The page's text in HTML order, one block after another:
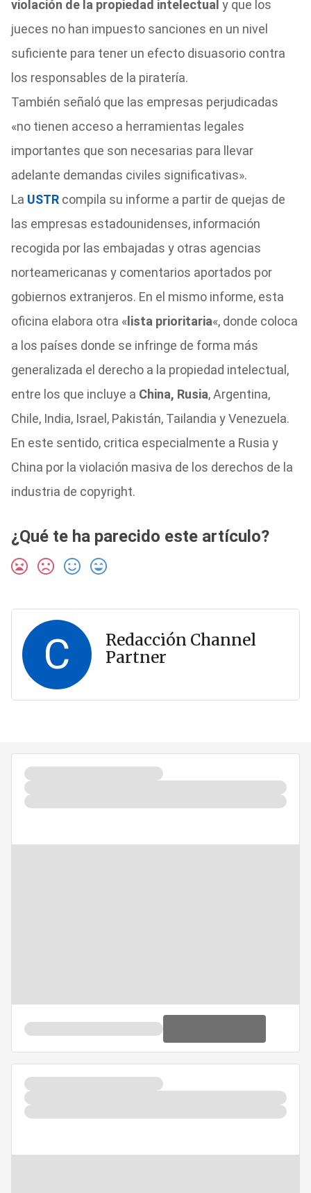
violación de la propiedad intelectual y que los
jueces no han impuesto sanciones en un nivel
suficiente para tener un efecto disuasorio contra
los responsables de la piratería.
También señaló que las empresas perjudicadas
«no tienen acceso a herramientas legales
importantes que son necesarias para llevar
adelante demandas civiles significativas».
La USTRcompila su informe a partir de quejas de
las empresas estadounidenses, información
recogida por las embajadas y otras agencias
norteamericanas y comentarios aportados por
gobiernos extranjeros. En el mismo informe, esta
oficina elabora otra «lista prioritaria«, donde coloca
a los países donde se infringe de forma más
generalizada el derecho a la propiedad intelectual,
entre los que incluye a China, Rusia, Argentina,
Chile, India, Israel, Pakistán, Tailandia y Venezuela.
En este sentido, critica especialmente a Rusia y
China por la violación masiva de los derechos de la
industria de copyright.
¿Qué te ha parecido este artículo?
C
Redacción Channel
Partner